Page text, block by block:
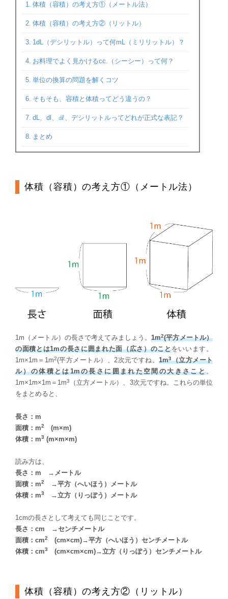
体積（容積）の考え方①（メートル法）
体積（容積）の考え方②（リットル）
1dL（デシリットル）って何mL（ミリリットル）？
お料理でよく見かけるcc.（シーシー）って何？
単位の換算の問題を解くコツ
そもそも、容積と体積ってどう違うの？
dL、dl、㎗、デシリットルってどれが正式な表記？
まとめ
体積（容積）の考え方①（メートル法）
1m（メートル）の長さで考えてみましょう。1m2(平方メートル）
の面積とは1mの長さに囲まれた面（広さ）のことをいいます。
1m×1m＝1m2(平方メートル）、2次元ですね。1m3（立方メート
ル）の体積とは1mの長さに囲まれた空間の大きさこと。
1m×1m×1m＝1m3
（立方メートル）、3次元ですね。これらの単位
をまとめると、
長さ：m
面積：m2
(m×m)
体積：m3 (m×m×m)
読み方は、
長さ：m →メートル
面積：m2
→平方（へいほう）メートル
体積：m3 →立方（りっぽう）メートル
1cmの長さとして考えても同じことです。
長さ：cm →センチメートル
面積：cm2
(cm×cm)→平方（へいほう）センチメートル
体積：cm3 (cm×cm×cm)→立方（りっぽう）センチメートル
体積（容積）の考え方②（リットル）